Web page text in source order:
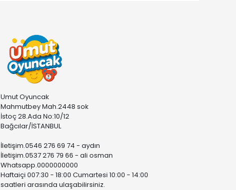
Umut Oyuncak
Mahmutbey Mah.2448 sok
İstoç 28.Ada No:10/12
Bağcılar/İSTANBUL
İletişim.0546 276 69 74 - aydın
İletişim.0537 276 79 66 - ali osman
Whatsapp.0000000000
Haftaiçi 007:30 - 18:00 Cumartesi 10:00 - 14:00
saatleri arasında ulaşabilirsiniz.